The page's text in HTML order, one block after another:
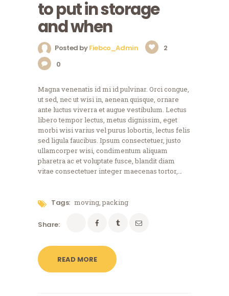
to put in storage
and when
Posted byFiebco_Admin
2
0
Magna venenatis id mi id pulvinar. Orci congue,
ut sed, nec ut wisi in, aenean quisque, ornare
ante luctus viverra et augue vestibulum. Lectus
libero tempor lectus, metus dignissim, eget
morbi wisi varius vel purus lobortis, lectus felis
sed ligula faucibus. Ipsum consectetuer, justo
ullamcorper wisi, condimentum aliquam
pharetra ac et voluptate fusce, blandit diam
vitae consectetuer integer maecenas tortor,…
Tags: moving,packing
Share:
READ MORE